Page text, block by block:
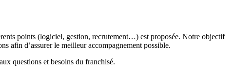
points (logiciel, gestion, recrutement…) est proposée. Notre objectif
afin d’assurer le meilleur accompagnement possible.
questions et besoins du franchisé.